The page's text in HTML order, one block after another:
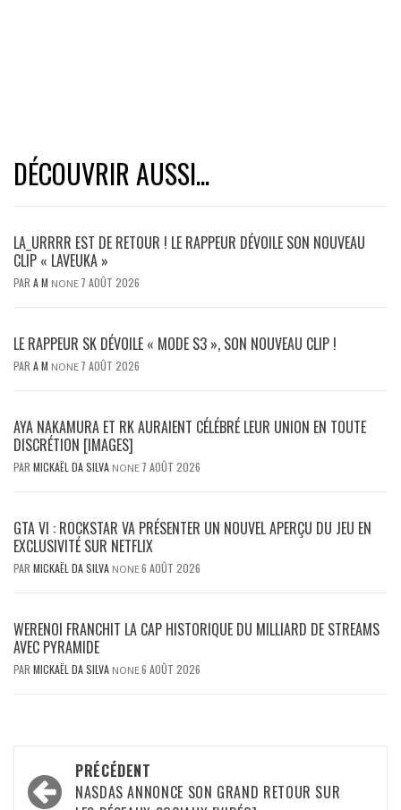
DÉCOUVRIR AUSSI...
LA_URRRR EST DE RETOUR ! LE RAPPEUR DÉVOILE SON NOUVEAU
CLIP « LAVEUKA »
PAR A M NONE 7 AOÛT 2026
LE RAPPEUR SK DÉVOILE « MODE S3 », SON NOUVEAU CLIP !
PAR A M NONE 7 AOÛT 2026
AYA NAKAMURA ET RK AURAIENT CÉLÉBRÉ LEUR UNION EN TOUTE
DISCRÉTION [IMAGES]
PAR MICKAËL DA SILVA NONE 7 AOÛT 2026
GTA VI : ROCKSTAR VA PRÉSENTER UN NOUVEL APERÇU DU JEU EN
EXCLUSIVITÉ SUR NETFLIX
PAR MICKAËL DA SILVA NONE6 AOÛT 2026
WERENOI FRANCHIT LA CAP HISTORIQUE DU MILLIARD DE STREAMS
AVEC PYRAMIDE
PAR MICKAËL DA SILVA NONE6 AOÛT 2026
Navigation
d’article
PRÉCÉDENT
NASDAS ANNONCE SON GRAND RETOUR SUR